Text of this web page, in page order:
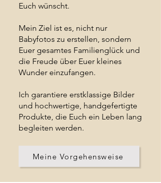
Euch wünscht.
Mein Ziel ist es, nicht nur
Babyfotos zu erstellen, sondern
Euer gesamtes Familienglück und
die Freude über Euer kleines
Wunder einzufangen.
Ich garantiere erstklassige Bilder
und hochwertige, handgefertigte
Produkte, die Euch ein Leben lang
begleiten werden.
Meine Vorgehensweise